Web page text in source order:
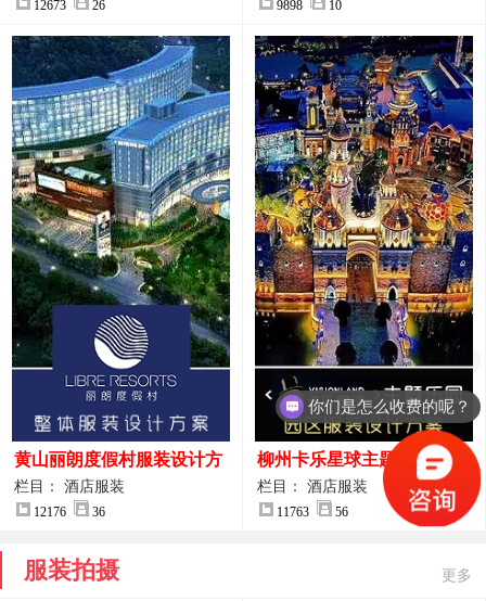
12673 26 9898 10
黄山丽朗度假村服装设计方
案
栏目： 酒店服装
12176 36
柳州卡乐星球主题乐园园区
服装设计方案
栏目： 酒店服装
11763 56
服装拍摄 更多
你们是怎么收费的呢？